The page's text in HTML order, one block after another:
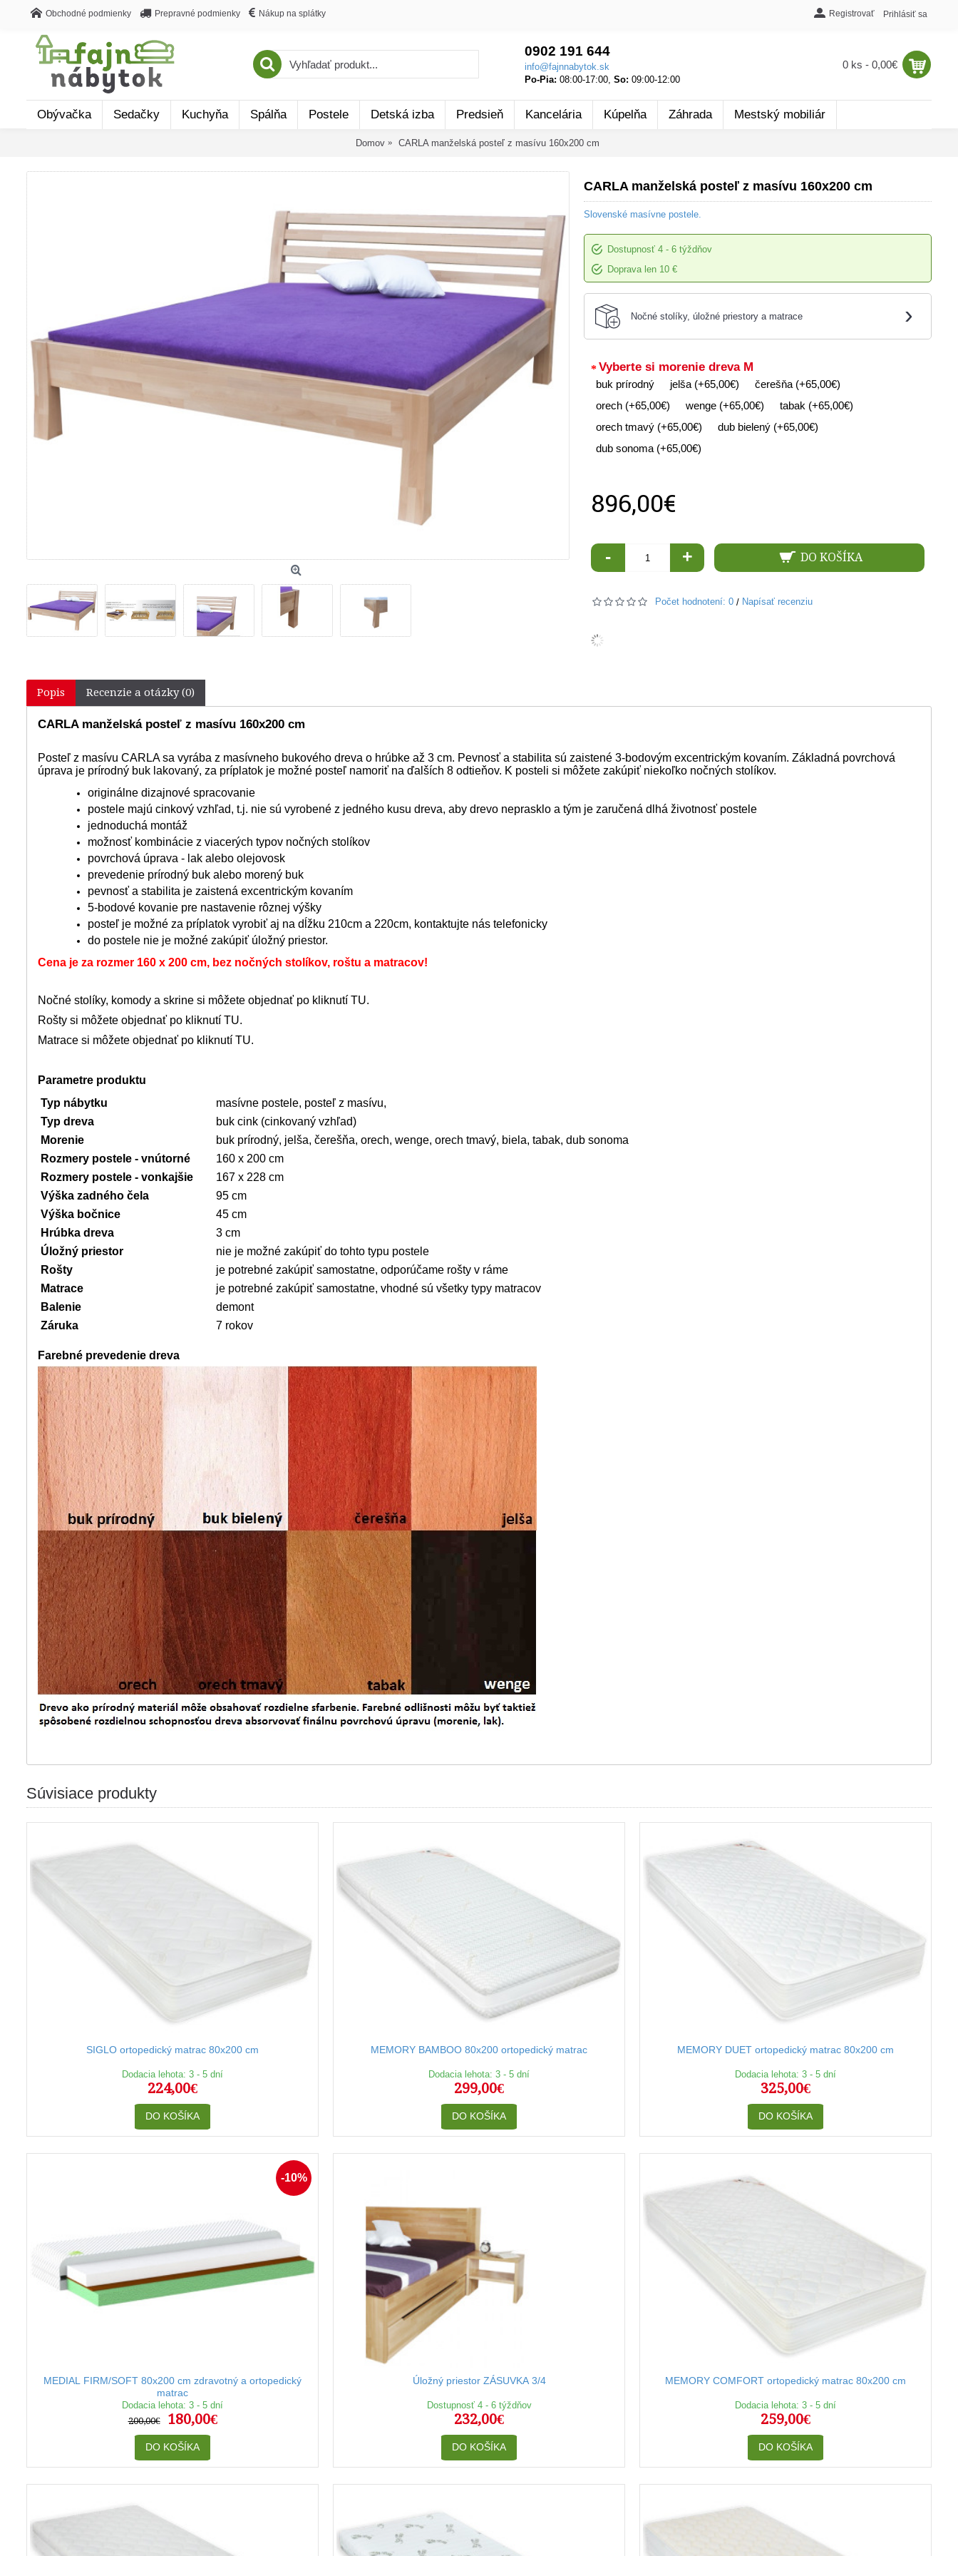
Obchodné podmienky Prepravné podmienky Nákup na splátky Registrovať Prihlásiť sa
0902 191 644
info@fajnnabytok.sk
Po-Pia: 08:00-17:00, So: 09:00-12:00
0 ks - 0,00€
Obývačka Sedačky Kuchyňa Spálňa Postele Detská izba Predsieň Kancelária Kúpelňa Záhrada Mestský mobiliár
Domov CARLA manželská posteľ z masívu 160x200 cm
CARLA manželská posteľ z masívu 160x200 cm
Slovenské masívne postele.
Dostupnosť 4 - 6 týždňov
Doprava len 10 €
Nočné stolíky, úložné priestory a matrace ›
Vyberte si morenie dreva M
buk prírodný jelša (+65,00€)
čerešňa (+65,00€)
orech (+65,00€)
wenge (+65,00€)
tabak (+65,00€)
orech tmavý (+65,00€)
dub bielený (+65,00€)
dub sonoma (+65,00€)
896,00€
- + DO KOŠÍKA
Počet hodnotení: 0 / Napísať recenziu
Popis Recenzie a otázky (0)
CARLA manželská posteľ z masívu 160x200 cm
Posteľ z masívu CARLA sa vyrába z masívneho bukového dreva o hrúbke až 3 cm. Pevnosť a stabilita sú zaistené 3-bodovým excentrickým kovaním. Základná povrchová
úprava je prírodný buk lakovaný, za príplatok je možné posteľ namoriť na ďalších 8 odtieňov. K posteli si môžete zakúpiť niekoľko nočných stolíkov.
originálne dizajnové spracovanie
postele majú cinkový vzhľad, t.j. nie sú vyrobené z jedného kusu dreva, aby drevo neprasklo a tým je zaručená dlhá životnosť postele
jednoduchá montáž
možnosť kombinácie z viacerých typov nočných stolíkov
povrchová úprava - lak alebo olejovosk
prevedenie prírodný buk alebo morený buk
pevnosť a stabilita je zaistená excentrickým kovaním
5-bodové kovanie pre nastavenie rôznej výšky
posteľ je možné za príplatok vyrobiť aj na dĺžku 210cm a 220cm, kontaktujte nás telefonicky
do postele nie je možné zakúpiť úložný priestor.
Cena je za rozmer 160 x 200 cm, bez nočných stolíkov, roštu a matracov!
Nočné stolíky, komody a skrine si môžete objednať po kliknutí TU.
Rošty si môžete objednať po kliknutí TU.
Matrace si môžete objednať po kliknutí TU.
Parametre produktu
Typ nábytku
masívne postele, posteľ z masívu,
Typ dreva
buk cink (cinkovaný vzhľad)
Morenie
buk prírodný, jelša, čerešňa, orech, wenge, orech tmavý, biela, tabak, dub sonoma
Rozmery postele - vnútorné
160 x 200 cm
Rozmery postele - vonkajšie
167 x 228 cm
Výška zadného čela
95 cm
Výška bočnice
45 cm
Hrúbka dreva
3 cm
Úložný priestor
nie je možné zakúpiť do tohto typu postele
Rošty
je potrebné zakúpiť samostatne, odporúčame rošty v ráme
Matrace
je potrebné zakúpiť samostatne, vhodné sú všetky typy matracov
Balenie
demont
Záruka
7 rokov
Farebné prevedenie dreva
Súvisiace produkty
SIGLO ortopedický matrac 80x200 cm
Dodacia lehota: 3 - 5 dní
224,00€
DO KOŠÍKA
MEMORY BAMBOO 80x200 ortopedický matrac
Dodacia lehota: 3 - 5 dní
299,00€
DO KOŠÍKA
MEMORY DUET ortopedický matrac 80x200 cm
Dodacia lehota: 3 - 5 dní
325,00€
DO KOŠÍKA
-10%
MEDIAL FIRM/SOFT 80x200 cm zdravotný a ortopedický
matrac
Dodacia lehota: 3 - 5 dní
200,00€
180,00€
DO KOŠÍKA
Úložný priestor ZÁSUVKA 3/4
Dostupnosť 4 - 6 týždňov
232,00€
DO KOŠÍKA
MEMORY COMFORT ortopedický matrac 80x200 cm
Dodacia lehota: 3 - 5 dní
259,00€
DO KOŠÍKA